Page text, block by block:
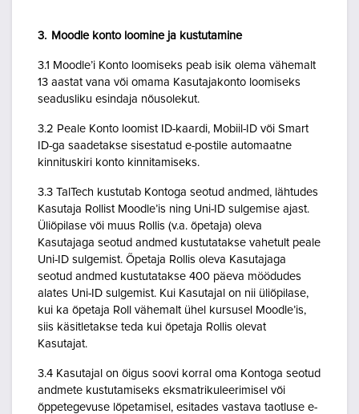
3. Moodle konto loomine ja kustutamine
3.1 Moodle’i Konto loomiseks peab isik olema vähemalt
13 aastat vana või omama Kasutajakonto loomiseks
seadusliku esindaja nõusolekut.
3.2 Peale Konto loomist ID-kaardi, Mobiil-ID või Smart
ID-ga saadetakse sisestatud e-postile automaatne
kinnituskiri konto kinnitamiseks.
3.3 TalTech kustutab Kontoga seotud andmed, lähtudes
Kasutaja Rollist Moodle’is ning Uni-ID sulgemise ajast.
Üliõpilase või muus Rollis (v.a. õpetaja) oleva
Kasutajaga seotud andmed kustutatakse vahetult peale
Uni-ID sulgemist. Õpetaja Rollis oleva Kasutajaga
seotud andmed kustutatakse 400 päeva möödudes
alates Uni-ID sulgemist. Kui Kasutajal on nii üliõpilase,
kui ka õpetaja Roll vähemalt ühel kursusel Moodle’is,
siis käsitletakse teda kui õpetaja Rollis olevat
Kasutajat.
3.4 Kasutajal on õigus soovi korral oma Kontoga seotud
andmete kustutamiseks eksmatrikuleerimisel või
õppetegevuse lõpetamisel, esitades vastava taotluse e-